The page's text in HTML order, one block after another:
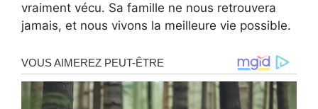
vraiment vécu. Sa famille ne nous retrouvera
jamais, et nous vivons la meilleure vie possible.